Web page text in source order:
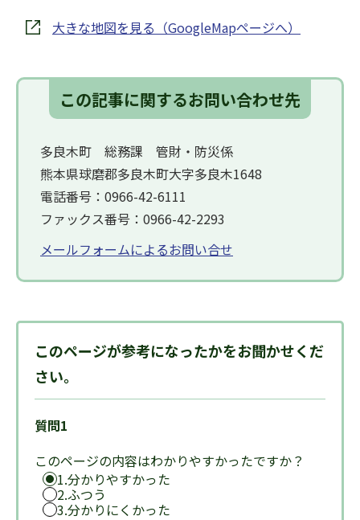
大きな地図を見る（GoogleMapページへ）
この記事に関するお問い合わせ先
多良木町 総務課 管財・防災係
熊本県球磨郡多良木町大字多良木1648
電話番号：0966-42-6111
ファックス番号：0966-42-2293
メールフォームによるお問い合せ
このページが参考になったかをお聞かせくだ
さい。
質問1
このページの内容はわかりやすかったですか？
1.分かりやすかった
2.ふつう
3.分かりにくかった